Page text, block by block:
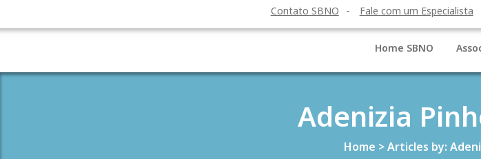
Contato SBNO Fale com um Especialista
Home SBNO
Adenizia
Home >Articles by: